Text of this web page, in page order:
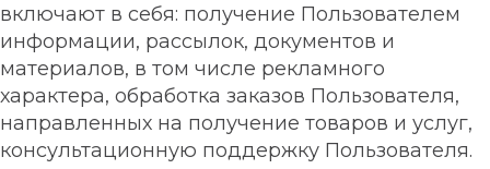
включают в себя: получение Пользователем
информации, рассылок, документов и
материалов, в том числе рекламного
характера, обработка заказов Пользователя,
направленных на получение товаров и услуг,
консультационную поддержку Пользователя.